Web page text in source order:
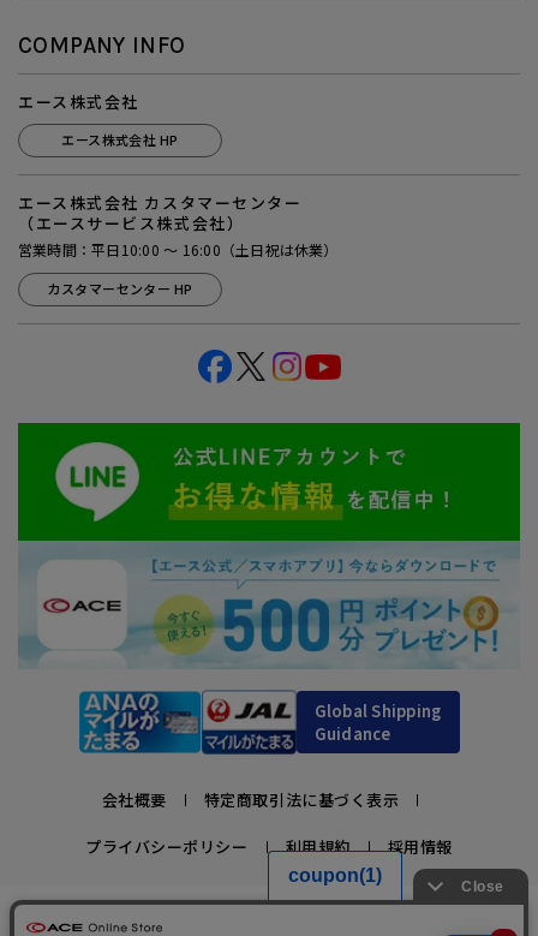
COMPANY INFO
エース株式会社
エース株式会社 HP
エース株式会社 カスタマーセンター
（エースサービス株式会社）
営業時間：平日10:00 ～ 16:00（土日祝は休業）
カスタマーセンター HP
Global Shipping
Guidance
会社概要 特定商取引法に基づく表示
プライバシーポリシー 利用規約 採用情報
かばんの総合メーカー、エース公式サイト